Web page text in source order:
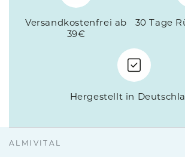
Versandkostenfrei ab
39€
30 Tage
Hergestellt in
ALMIVITAL